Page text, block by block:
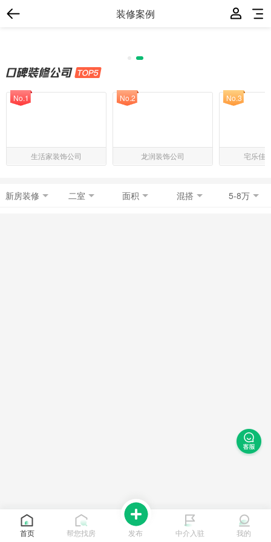
装修案例
生活家装饰公司
No.1
龙润装饰公司
No.2
宅乐佳
No.3
新房装修 二室 面积 混搭 5-8万
首页 帮您找房 发布 中介入驻 我的